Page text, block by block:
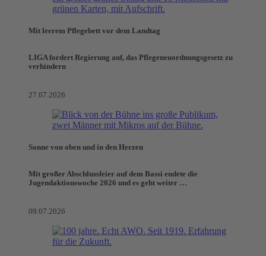
Mit leerem Pflegebett vor dem Landtag
LIGA fordert Regierung auf, das Pflegeneuordnungsgesetz zu
verhindern
27.07.2026
Sonne von oben und in den Herzen
Mit großer Abschlussfeier auf dem Bassi endete die
Jugendaktionswoche 2026 und es geht weiter …
09.07.2026